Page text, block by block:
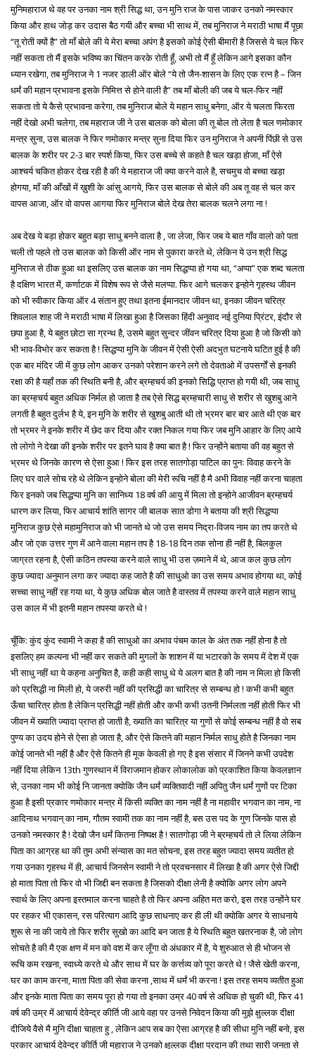
मुनिमहाराज थे वह पर उनका नाम श्री सिद्ध था, उन मुनि राज के पास जाकर उनको नमस्कार
किया और हाथ जोड़ कर उदास बैठ गयी और बच्चा भी साथ में, तब मुनिराज ने मराठी भाषा मैं पूछा
“तू रोती क्यों है” तो माँ बोले की ये मेरा बच्चा अपंग है इसको कोई ऐसी बीमारी है जिससे ये चल फिर
नहीं सकता तो मैं इसके भविष्य का चिंतन करके रोती हूँ, अभी तो मैं हूँ लेकिन आगे इसका कौन
ध्यान रखेगा, तब मुनिराज ने 1 नजर डाली ऑर बोले “ये तो जैन-शासन के लिए एक रत्न है – जिन
धर्मं की महान प्रभावना इसके निमित्त से होने वाली है” तब माँ बोली की जब ये चल-फिर नहीं
सकता तो ये कैसे प्रभावना करेगा, तब मुनिराज बोले ये महान साधु बनेगा, ऑर ये चलता फिरता
नहीं देखो अभी चलेगा, तब महाराज जी ने उस बालक को बोला की तू बोल तो लेता है चल णमोकार
मन्त्र सुना, उस बालक ने फिर णमोकार मन्त्र सुना दिया फिर उन मुनिराज ने अपनी पिंछी से उस
बालक के शरीर पर 2-3 बार स्पर्श किया, फिर उस बच्चे से कहते है चल खड़ा होजा, माँ ऐसे
आश्चर्य चकित होकर देख रही है की ये महाराज जी क्या करने वाले है, सचमुच वो बच्चा खड़ा
होगया, माँ की आँखों में ख़ुशी के आंसु आगये, फिर उस बालक से बोले की अब तू वह से चल कर
वापस आजा, ऑर वो वापस आगया फिर मुनिराज बोले देख तेरा बालक चलने लगा ना !
अब देख ये बड़ा होकर बहुत बड़ा साधु बनने वाला है , जा लेजा, फिर जब ये बात गाँव वालो को पता
चली तो पहले तो उस बालक को किसी ऑर नाम से पुकारा करते थे, लेकिन ये उन श्री सिद्ध
मुनिराज से ठीक हुआ था इसलिए उस बालक का नाम सिद्धप्पा हो गया था, “अप्पा” एक शब्द चलता
है दक्षिण भारत में, कर्णाटक में विशेष रूप से जैसे मलप्पा. फिर आगे चलकर इन्होने गृहस्थ जीवन
को भी स्वीकार किया ऑर 4 संतान हुए तथा इतना ईमानदार जीवन था, इनका जीवन चरित्र
शिवलाल शाह जी ने मराठी भाषा में लिखा हुआ है जिसका हिंदी अनुवाद नई दुनिया प्रिंटर, इंदौर से
छपा हुआ है, ये बहुत छोटा सा ग्रन्थ है, उसमे बहुत सुन्दर जींवन चरित्र दिया हुआ है जो किसी को
भी भाव-विभोर कर सकता है ! सिद्धप्पा मुनि के जीवन में ऐसी ऐसी अदभुत घटनाये घटित हुई है की
एक बार मंदिर जी में कुछ लोग आकर उनको परेशान करने लगे तो देवताओ में उपसर्गों से इनकी
रक्षा की है यहाँ तक की स्थिति बनी है, और ब्रम्हचर्य की इनको सिद्धि प्राप्त हो गयी थी, जब साधु
का ब्रम्हचर्य बहुत अधिक निर्मल हो जाता है तब ऐसे सिद्ध ब्रम्हचारी साधु से शरीर से खुशबु आने
लगती है बहुत दुर्लभ है ये, इन मुनि के शरीर से खुशबु आती थी तो भ्रमर बार बार आते थी एक बार
तो भ्रमर ने इनके शरीर में छेद कर दिया और रक्त निकल गया फिर जब मुनि आहार के लिए आये
तो लोगो ने देखा की इनके शरीर पर इतने घाव है क्या बात है ! फिर उन्होंने बताया की वह बहुत से
भ्रमर थे जिनके कारण से ऐसा हुआ ! फिर इस तरह सातगोड़ा पाटिल का पुनः विवाह करने के
लिए घर वाले सोच रहे थे लेकिन इन्होने बोला की मेरी रूचि नहीं है मै अभी विवाह नहीं करना चाहता
फिर इनको जब सिद्धप्पा मुनि का सानिध्य 18 वर्ष की आयु में मिला तो इन्होने आजीवन ब्रम्हचर्य
धारण कर लिया, फिर आचार्य शांति सागर जी बालक सात डोगा ने बताया की श्री सिद्धप्पा
मुनिराज कुछ ऐसे महामुनिराज को भी जानते थे जो उस समय निद्रा-विजय नाम का तप करते थे
और जो एक उत्तर गुण में आने वाला महान तप है 18-18 दिन तक सोना ही नहीं है, बिलकुल
जाग्रत रहना है, ऐसी कठिन तपस्या करने वाले साधु भी उस ज़माने में थे, आज कल कुछ लोग
कुछ ज्यादा अनुमान लगा कर ज्यादा कह जाते है की साधुओ का उस समय अभाव होगया था, कोई
सच्चा साधु नहीं रह गया था, ये कुछ अधिक बोल जाते है वास्तव में तपस्या करने वाले महान साधु
उस काल में भी इतनी महान तपस्या करते थे !
चूँकि: कुंद कुंद स्वामी ने कहा है की साधुओ का अभाव पंचम काल के अंत तक नहीं होना है तो
इसलिए हम कल्पना भी नहीं कर सकते की मुगलों के शाशन में या भटारको के समय में देश में एक
भी साधु नहीं था ये कहना अनुचित है, कही कही साधु थे ये अलग बात है की नाम न मिला हो किसी
को प्रसिद्धी ना मिली हो, ये जरुरी नहीं की प्रसिद्धी का चारित्र से सम्बन्ध हो ! कभी कभी बहुत
ऊँचा चारित्र होता है लेकिन प्रसिद्धी नहीं होती और कभी कभी उतनी निर्मलता नहीं होती फिर भी
जीवन में ख्याति ज्यादा प्राप्त हो जाती है, ख्याति का चारित्र या गुणों से कोई सम्बन्ध नहीं है वो सब
पुण्य का उदय होने से ऐसा हो जाता है, और ऐसे कितने की महान निर्मल साधु होते है जिनका नाम
कोई जानते भी नहीं है और ऐसे कितने ही मूक केवली हो गए है इस संसार में जिनने कभी उपदेश
नहीं दिया लेकिन 13th गुणस्थान में विराजमान होकर लोकालोक को प्रकाशित किया केवलज्ञान
से, उनका नाम भी कोई नि जानता क्योकि जैन धर्मं व्यक्तिवादी नहीं अपितु जैन धर्मं गुणों पर टिका
हुआ है इसी प्रकार णमोकार मन्त्र में किसी व्यक्ति का नाम नहीं है ना महावीर भगवान का नाम, ना
आदिनाथ भगवान् का नाम, गौतम स्वामी तक का नाम नहीं है, बस उस पद के गुण जिनके पास हो
उनको नमस्कार है ! देखो जैन धर्मं कितना निष्पक्ष है ! सातगोड़ा जी ने ब्रम्हचर्य तो ले लिया लेकिन
पिता का आग्रह था की तुम अभी संन्यास का मत सोचना, इस तरह बहुत ज्यादा समय व्यतीत हो
गया उनका गृहस्थ में ही, आचार्य जिनसेन स्वामी ने तो प्रवचनसार में लिखा है की अगर ऐसे जिद्दी
हो माता पिता तो फिर वो भी जिद्दी बन सकता है जिसको दीक्षा लेनी है क्योकि अगर लोग अपने
स्वार्थ के लिए अपना इस्तमाल करना चाहते है तो फिर अपना अहित मत करो, इस तरह उन्होंने घर
पर रहकर भी एकासन, रस परित्याग आदि कुछ साधनाए कर ही ली थी क्योकि अगर ये साधनाये
शुरू से ना की जाये तो फिर शरीर सुखो का आदि बन जाता है ये स्थिति बहुत खतरनाक है, जो लोग
सोचते है की मै एक क्षण में मन को वश में कर लूँगा वो अंधकार में है, ये शुरुआत से ही भोजन से
रूचि कम रखना, स्वाध्ये करते थे और साथ में घर के कर्त्तव्य को पूरा करते थे ! जैसे खेती करना,
घर का काम करना, माता पिता की सेवा करना ,साथ में धर्मं भी करना ! इस तरह समय व्यतीत हुआ
और इनके माता पिता का समय पूरा हो गया तो इनका उम्र 40 वर्ष से अधिक हो चुकी थी, फिर 41
वर्ष की उम्र में आचार्य देवेन्द्र कीर्ति जी आये वहा पर उनसे निवेदन किया की मुझे क्षुल्लक दीक्षा
दीजिये वैसे मै मुनि दीक्षा चाहता हु , लेकिन आप सब का ऐसा आग्रह है की सीधा मुनि नहीं बनो, इस
प्रकार आचार्य देवेन्द्र कीर्ति जी महाराज ने उनको क्षुल्लक दीक्षा प्रदान की तथा सारी जनता से